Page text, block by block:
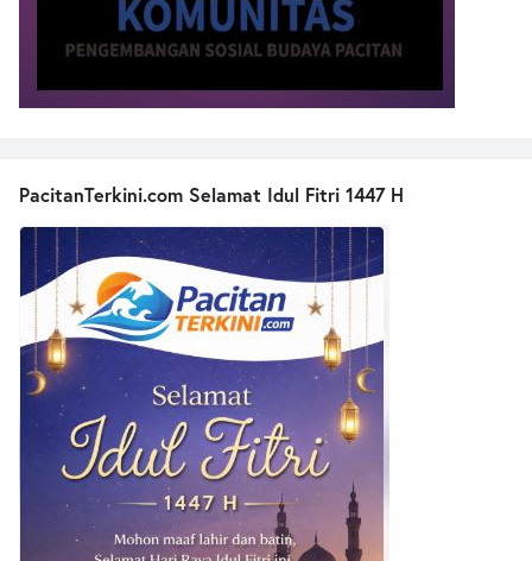
PacitanTerkini.com Selamat Idul Fitri 1447 H